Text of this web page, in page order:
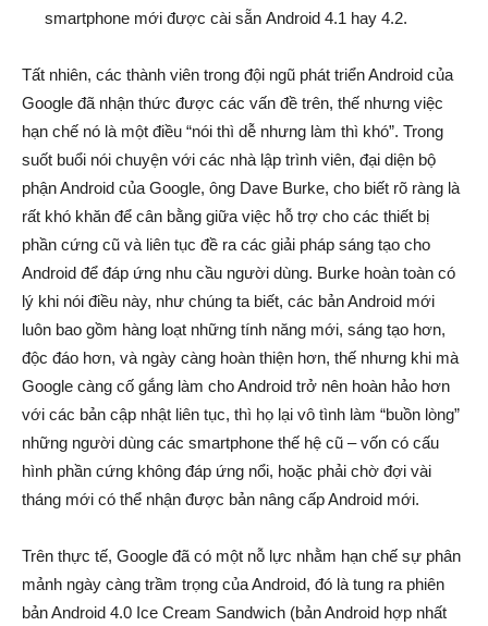
smartphone mới được cài sẵn Android 4.1 hay 4.2.
Tất nhiên, các thành viên trong đội ngũ phát triển Android của
Google đã nhận thức được các vấn đề trên, thế nhưng việc
hạn chế nó là một điều “nói thì dễ nhưng làm thì khó”. Trong
suốt buổi nói chuyện với các nhà lập trình viên, đại diện bộ
phận Android của Google, ông Dave Burke, cho biết rõ ràng là
rất khó khăn để cân bằng giữa việc hỗ trợ cho các thiết bị
phần cứng cũ và liên tục đề ra các giải pháp sáng tạo cho
Android để đáp ứng nhu cầu người dùng. Burke hoàn toàn có
lý khi nói điều này, như chúng ta biết, các bản Android mới
luôn bao gồm hàng loạt những tính năng mới, sáng tạo hơn,
độc đáo hơn, và ngày càng hoàn thiện hơn, thế nhưng khi mà
Google càng cố gắng làm cho Android trở nên hoàn hảo hơn
với các bản cập nhật liên tục, thì họ lại vô tình làm “buồn lòng”
những người dùng các smartphone thế hệ cũ – vốn có cấu
hình phần cứng không đáp ứng nổi, hoặc phải chờ đợi vài
tháng mới có thể nhận được bản nâng cấp Android mới.
Trên thực tế, Google đã có một nỗ lực nhằm hạn chế sự phân
mảnh ngày càng trầm trọng của Android, đó là tung ra phiên
bản Android 4.0 Ice Cream Sandwich (bản Android hợp nhất